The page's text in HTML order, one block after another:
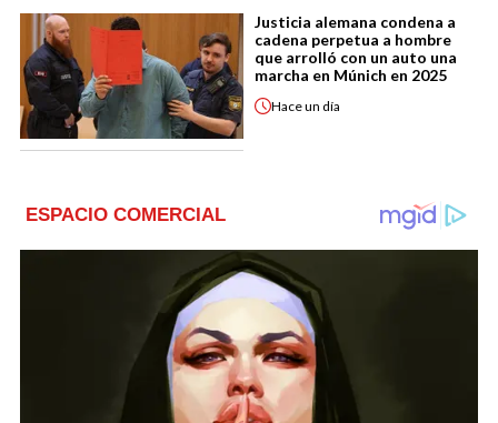
Justicia alemana condena a
cadena perpetua a hombre
que arrolló con un auto una
marcha en Múnich en 2025
Haceun día